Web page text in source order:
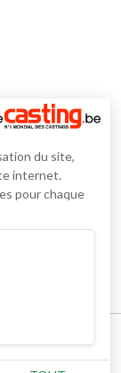
du site,
internet.
pour chaque